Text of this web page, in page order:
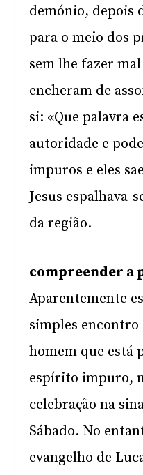
demónio, depois
para o meio dos
sem lhe fazer
encheram de
si: «Que palavra
autoridade e
impuros e eles
Jesus espalhava-
da região.
compreender a
Aparentemente
simples encontro
homem que está
espírito impuro,
celebração na
Sábado. No
evangelho de